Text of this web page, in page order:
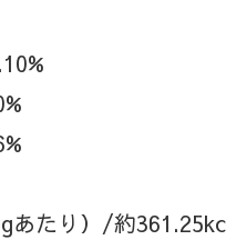
あたり）/約